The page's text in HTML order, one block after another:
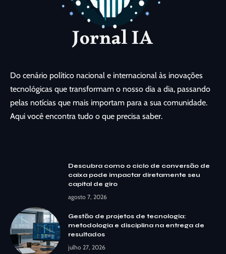
Do cenário político nacional e internacional às inovações
tecnológicas que transformam o nosso dia a dia, passando
pelas notícias que mais importam para a sua comunidade.
Aqui você encontra tudo o que precisa saber.
Descubra como o ciclo de conversão de
caixa pode impactar diretamente seu
capital de giro
agosto 7, 2026
Gestão de projetos de tecnologia:
metodologia e disciplina na entrega de
resultados
julho 27, 2026